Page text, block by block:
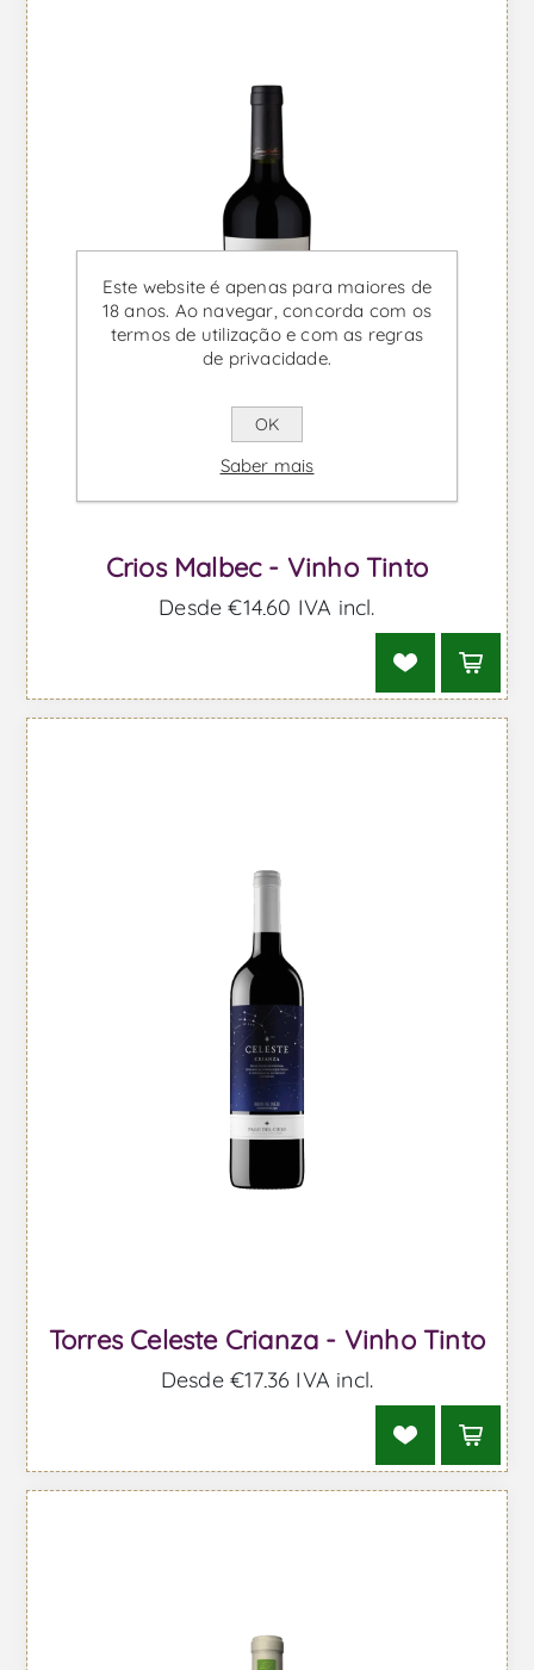
Crios Malbec - Vinho Tinto
Desde €14,60 IVA incl.
Torres Celeste Crianza - Vinho Tinto
Desde €17,36 IVA incl.
Este website é apenas para maiores de
18 anos. Ao navegar, concorda com os
termos de utilização e com as regras
de privacidade.
OK
Saber mais